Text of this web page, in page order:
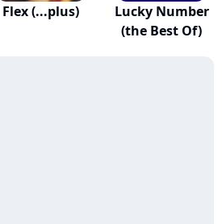
Flex (...plus)
Lucky Number
(the Best Of)